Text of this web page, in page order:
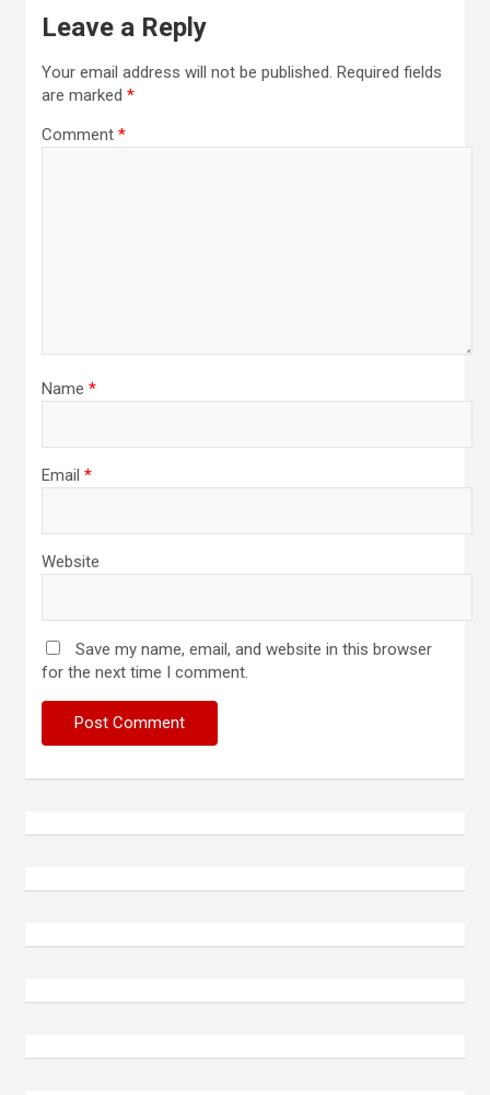
Leave a Reply
Your email address will not be published. Required fields
are marked *
Comment *
Name *
Email *
Website
Save my name, email, and website in this browser
for the next time I comment.